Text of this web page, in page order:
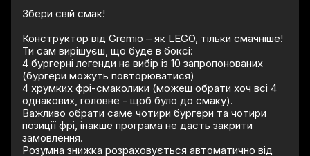
Збери свій смак!
Конструктор від Gremio – як LEGO, тільки смачніше!
Ти сам вирішуєш, що буде в боксі:
4 бургерні легенди на вибір із 10 запропонованих
(бургери можуть повторюватися)
4 хрумких фрі-смаколики (можеш обрати хоч всі 4
однакових, головне - щоб було до смаку).
Важливо обрати саме чотири бургери та чотири
позиції фрі, інакше програма не дасть закрити
замовлення.
Розумна знижка розраховується автоматично від